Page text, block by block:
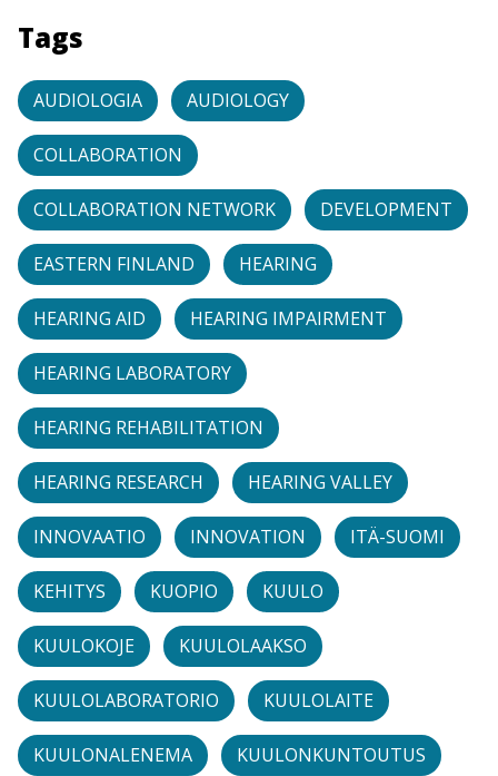
Tags
AUDIOLOGIA AUDIOLOGY
COLLABORATION
COLLABORATION NETWORK DEVELOPMENT
EASTERN FINLAND HEARING
HEARING AID HEARING IMPAIRMENT
HEARING LABORATORY
HEARING REHABILITATION
HEARING RESEARCH HEARING VALLEY
INNOVAATIO INNOVATION ITÄ-SUOMI
KEHITYS KUOPIO KUULO
KUULOKOJE KUULOLAAKSO
KUULOLABORATORIO KUULOLAITE
KUULONALENEMA KUULONKUNTOUTUS